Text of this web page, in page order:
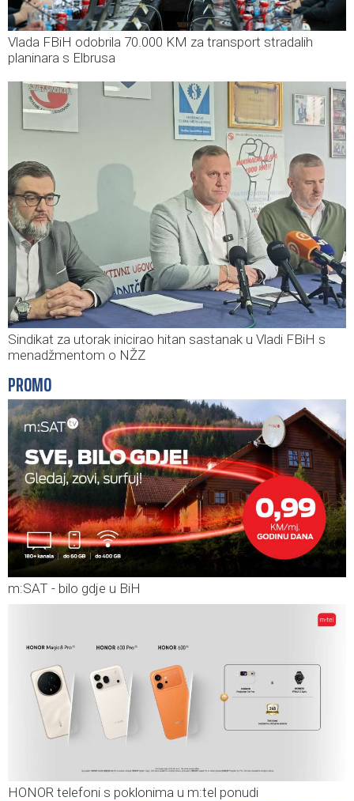
Vlada FBiH odobrila 70.000 KM za transport stradalih
planinara s Elbrusa
Sindikat za utorak inicirao hitan sastanak u Vladi FBiH s
menadžmentom o NŽZ
PROMO
m:SAT - bilo gdje u BiH
HONOR telefoni s poklonima u m:tel ponudi